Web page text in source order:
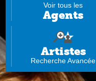
Voir tous les
Agents
Artistes
Recherche Avancée